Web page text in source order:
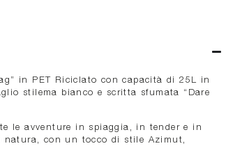
in PET Riciclato con capacità di 25L in
stilema bianco e scritta sfumata “Dare
le avventure in spiaggia, in tender e in
natura, con un tocco di stile Azimut,